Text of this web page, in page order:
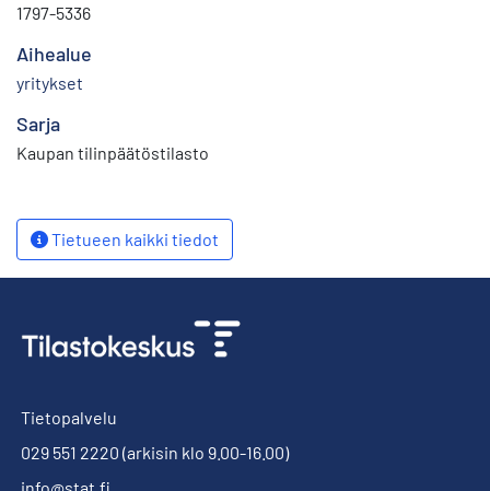
1797-5336
Aihealue
yritykset
Sarja
Kaupan tilinpäätöstilasto
Tietueen kaikki tiedot
Tietopalvelu
029 551 2220 (arkisin klo 9.00-16.00)